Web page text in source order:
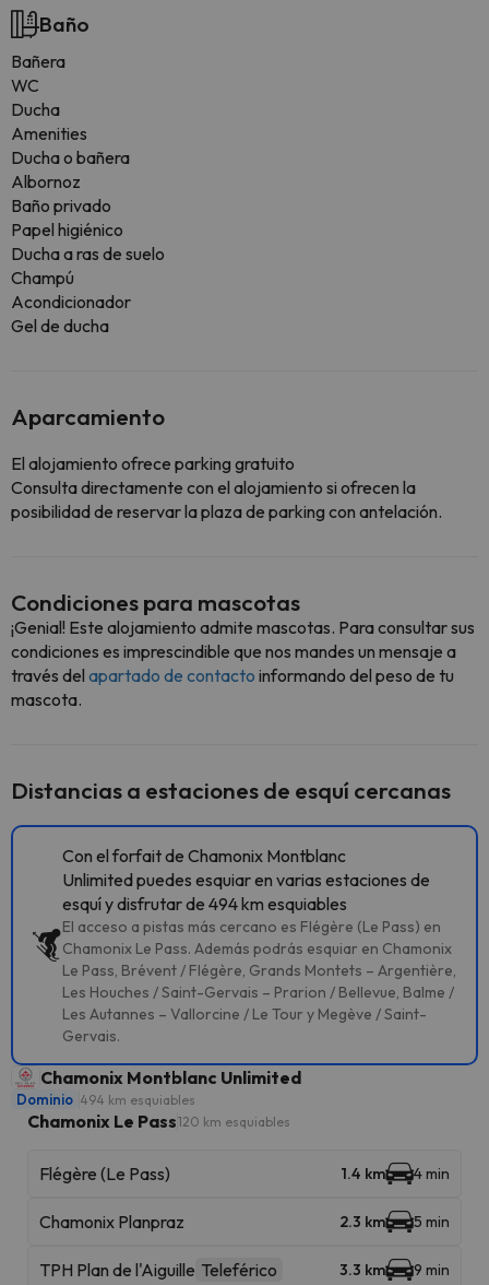
Baño
Bañera
WC
Ducha
Amenities
Ducha o bañera
Albornoz
Baño privado
Papel higiénico
Ducha a ras de suelo
Champú
Acondicionador
Gel de ducha
Aparcamiento
El alojamiento ofrece parking gratuito
Consulta directamente con el alojamiento si ofrecen la
posibilidad de reservar la plaza de parking con antelación.
Condiciones para mascotas
¡Genial! Este alojamiento admite mascotas. Para consultar sus
condiciones es imprescindible que nos mandes un mensaje a
través del apartado de contacto informando del peso de tu
mascota.
Distancias a estaciones de esquí cercanas
Con el forfait de Chamonix Montblanc
Unlimited puedes esquiar en varias estaciones de
esquí y disfrutar de 494 km esquiables
El acceso a pistas más cercano es Flégère (Le Pass) en
Chamonix Le Pass. Además podrás esquiar en Chamonix
Le Pass, Brévent / Flégère, Grands Montets – Argentière,
Les Houches / Saint-Gervais – Prarion / Bellevue, Balme /
Les Autannes – Vallorcine / Le Tour y Megève / Saint-
Gervais.
Chamonix Montblanc Unlimited
Dominio 494 km esquiables
Chamonix Le Pass120 km esquiables
Flégère (Le Pass) 1.4 km 4 min
Chamonix Planpraz 2.3 km 5 min
TPH Plan de l'Aiguille Teleférico 3.3 km 9 min